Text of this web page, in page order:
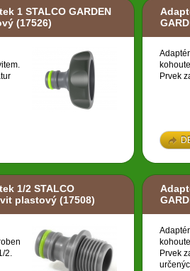
1 STALCO GARDEN
(17526)
Prvek
1/2 STALCO
plastový (17508)
2.
Prvek